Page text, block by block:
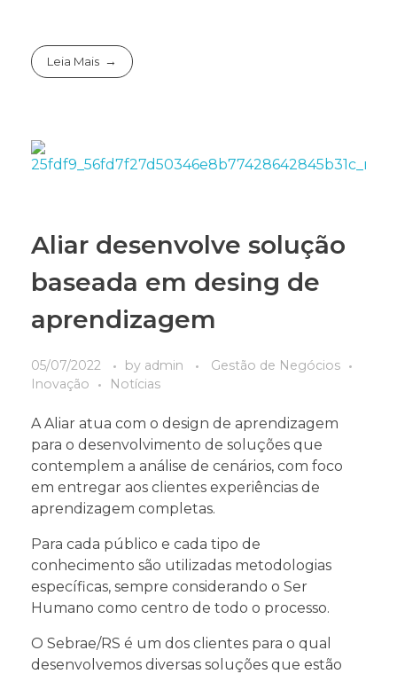
Leia Mais
Aliar desenvolve solução
baseada em desing de
aprendizagem
05/07/2022 by admin
Gestão de Negócios
Inovação
Notícias
A Aliar atua com o design de aprendizagem
para o desenvolvimento de soluções que
contemplem a análise de cenários, com foco
em entregar aos clientes experiências de
aprendizagem completas.
Para cada público e cada tipo de
conhecimento são utilizadas metodologias
específicas, sempre considerando o Ser
Humano como centro de todo o processo.
O Sebrae/RS é um dos clientes para o qual
desenvolvemos diversas soluções que estão